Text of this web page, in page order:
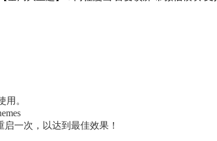
用。
启一次，以达到最佳效果！